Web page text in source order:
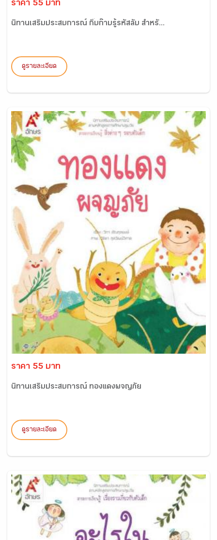
ราคา 55 บาท
นิทานเสริมประสบการณ์ กิ๊บก๊าบรู้รหัสลับ สำหรั...
ดูรายละเอียด
ราคา 55 บาท
นิทานเสริมประสบการณ์ ทองแดงผจญภัย
ดูรายละเอียด